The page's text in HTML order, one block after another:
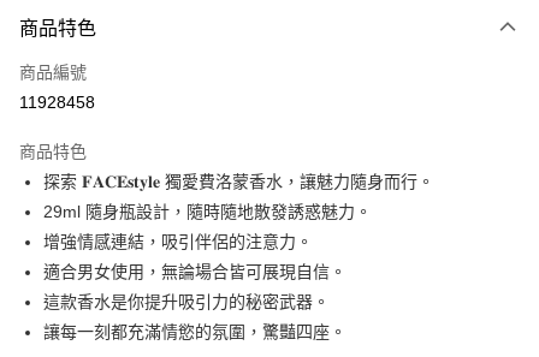
信用卡一次付款
超商取貨付款
Apple Pay
街口支付
Google Pay
ATM付款
商品特色
商品編號
11928458
商品特色
探索 𝐅𝐀𝐂𝐄𝐬𝐭𝐲𝐥𝐞 獨愛費洛蒙香水，讓魅力隨身而行。
29ml 隨身瓶設計，隨時隨地散發誘惑魅力。
增強情感連結，吸引伴侶的注意力。
適合男女使用，無論場合皆可展現自信。
這款香水是你提升吸引力的秘密武器。
讓每一刻都充滿情慾的氛圍，驚豔四座。